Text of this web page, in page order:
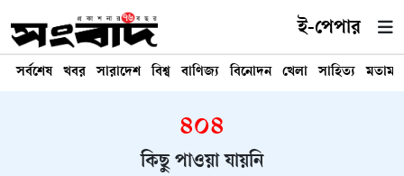
ই-পেপার
সর্বশেষ খবর সারাদেশ বিশ্ব বাণিজ্য বিনোদন খেলা সাহিত্য মতামত
৪০৪
কিছু পাওয়া যায়নি